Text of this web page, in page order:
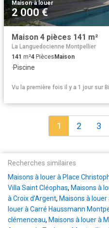
Maison·à louer
2 000 €
Maison 4 pièces 141 m²
La Languedocienne Montpellier
141 m²4 PiècesMaison
·Piscine
Vu la première fois il y a 1 jour sur
1 2 3
Recherches similaires
Maisons à louer à Place
Villa Saint Cléophas, Maisons à
à Croix d'Argent, Maisons à
louer à Carré Haussmann
clémenceau, Maisons à louer à